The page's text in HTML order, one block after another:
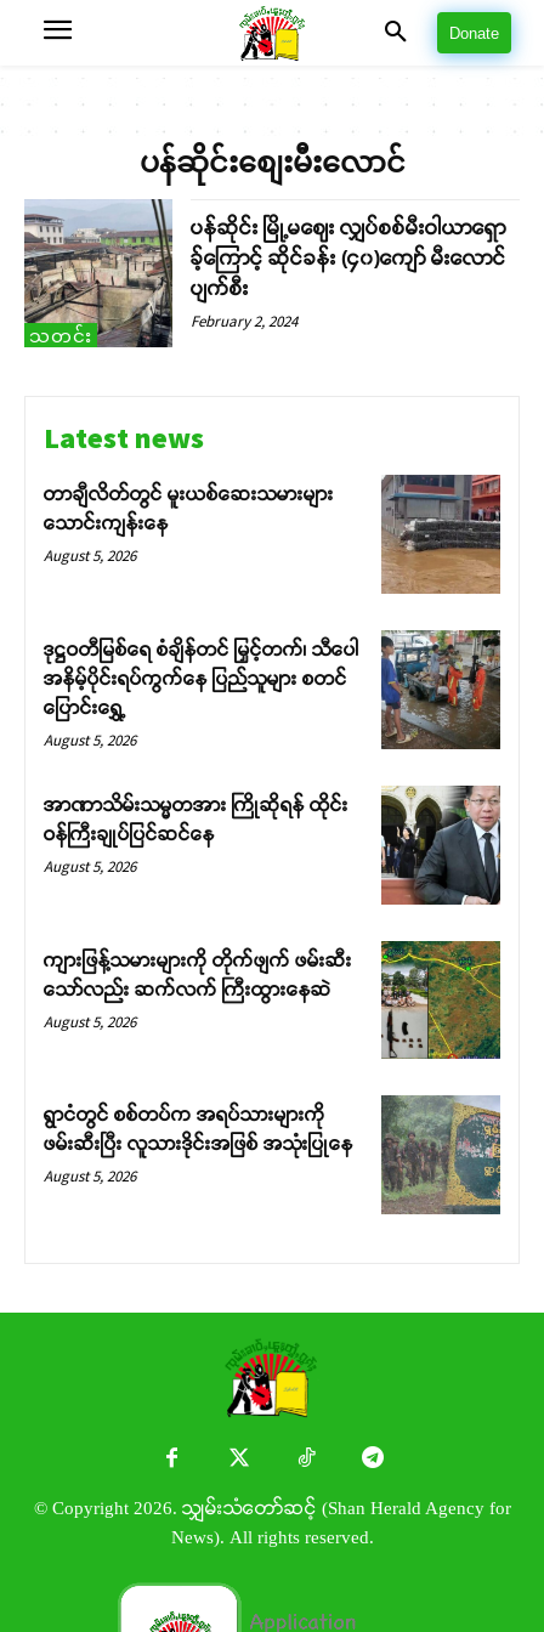
Support SHAN
Your support keeps our voice
strong. Join us today and help
heard, every voice counts, and
justice can thrive.
Donate
ပန်ဆိုင်းစျေးမီးလောင်
သတင်း
ပန်ဆိုင်း မြို့မဈေး လျှပ်စစ်မီးဝါယာရှော
ခ့်ကြောင့် ဆိုင်ခန်း (၄၀)ကျော် မီးလောင်
ပျက်စီး
February 2, 2024
Latest news
တာချီလိတ်တွင် မူးယစ်ဆေးသမားများ
သောင်းကျန်းနေ
August 5, 2026
ဒုဋ္ဌဝတီမြစ်ရေ စံချိန်တင် မြှင့်တက်၊ သီပေါ
အနိမ့်ပိုင်းရပ်ကွက်နေ ပြည်သူများ စတင်
ပြောင်းရွှေ့
August 5, 2026
အာဏာသိမ်းသမ္မတအား ကြိုဆိုရန် ထိုင်း
ဝန်ကြီးချုပ်ပြင်ဆင်နေ
August 5, 2026
ကျားဖြန့်သမားများကို တိုက်ဖျက် ဖမ်းဆီး
သော်လည်း ဆက်လက် ကြီးထွားနေဆဲ
August 5, 2026
ရွာငံတွင် စစ်တပ်က အရပ်သားများကို
ဖမ်းဆီးပြီး လူသားဒိုင်းအဖြစ် အသုံးပြုနေ
August 5, 2026
© Copyright 2026. သျှမ်းသံတော်ဆင့် (Shan Herald Agency for
News). All rights reserved.